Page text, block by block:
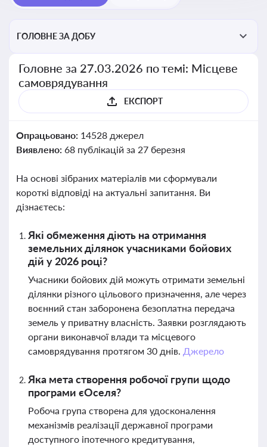
ГОЛОВНЕ ЗА ДОБУ
Головне за 27.03.2026 по темі: Місцеве
самоврядування
ЕКСПОРТ
Опрацьовано: 14528 джерел
Виявлено: 68 публікацій за 27 березня
На основі зібраних матеріалів ми сформували
короткі відповіді на актуальні запитання. Ви
дізнаєтесь:
Які обмеження діють на отримання
земельних ділянок учасниками бойових
дій у 2026 році?
Учасники бойових дій можуть отримати земельні
ділянки різного цільового призначення, але через
воєнний стан заборонена безоплатна передача
земель у приватну власність. Заявки розглядають
органи виконавчої влади та місцевого
самоврядування протягом 30 днів. Джерело
Яка мета створення робочої групи щодо
програми єОселя?
Робоча група створена для удосконалення
механізмів реалізації державної програми
доступного іпотечного кредитування,